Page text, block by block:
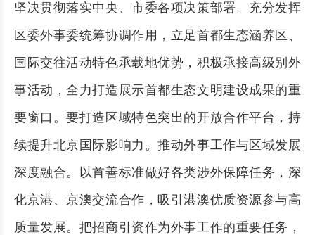
坚决贯彻落实中央、市委各项决策部署。充分发挥
区委外事委统筹协调作用，立足首都生态涵养区、
国际交往活动特色承载地优势，积极承接高级别外
事活动，全力打造展示首都生态文明建设成果的重
要窗口。要打造区域特色突出的开放合作平台，持
续提升北京国际影响力。推动外事工作与区域发展
深度融合。以首善标准做好各类涉外保障任务，深
化京港、京澳交流合作，吸引港澳优质资源参与高
质量发展。把招商引资作为外事工作的重要任务，